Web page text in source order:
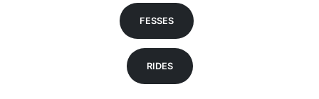
FESSES
RIDES